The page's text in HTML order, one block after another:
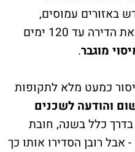
באזורים עמוסים,
והעירייה פועלת באכיפה בקצב גבוהה מול מפרי החוק. בפריז מותר להשכיר את הדירה עד 120 ימים
מוגבר.
כמעט מלא לתקופות
והודעה לשכנים
בדרך כלל בשנה, חובת
רובן הסדירו אותו כך